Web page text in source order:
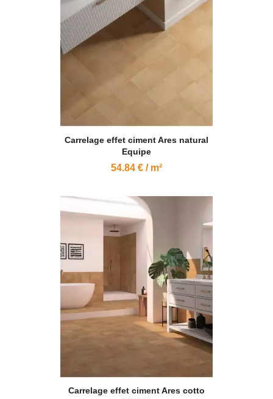
Carrelage effet ciment Ares natural
Equipe
54.84 € / m²
Carrelage effet ciment Ares cotto